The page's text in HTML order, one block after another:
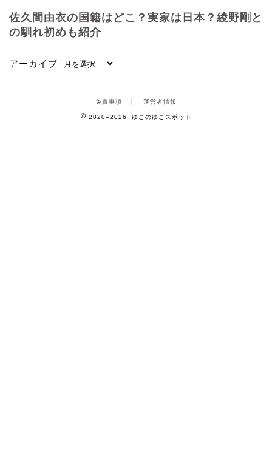
佐久間由衣の国籍はどこ？実家は日本？綾野剛と
の馴れ初めも紹介
アーカイブ
免責事項 運営者情報
2020–2026 ゆこのゆこスポット